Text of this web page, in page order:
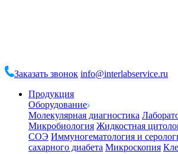
Заказать звонок info@interlabservice.ru
Продукция
Оборудование
Молекулярная диагностика
Микробиология Жидкостная
СОЭ Иммуногематология и
сахарного диабета Микроскопия